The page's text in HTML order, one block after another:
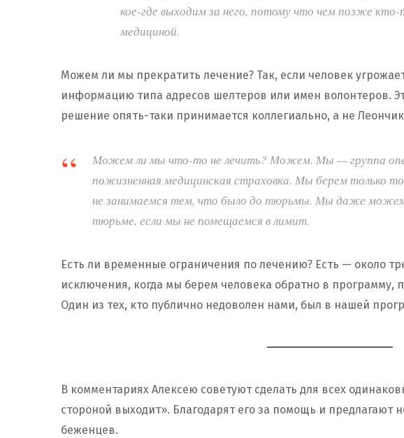
кое-где выходим за него, потому что чем позже
медициной.
Можем ли мы прекратить лечение? Так, если человек
информацию типа адресов шелтеров или имен волонтеров.
решение опять-таки принимается коллегиально, а не
Можем ли мы что-то не лечить? Можем. Мы — группа
пожизненная медицинская страховка. Мы берем только
не занимаемся тем, что было до тюрьмы. Мы даже можем
тюрьме, если мы не помещаемся в лимит.
Есть ли временные ограничения по лечению? Есть — около
исключения, когда мы берем человека обратно в программу,
Один из тех, кто публично недоволен нами, был в нашей
В комментариях Алексею советуют сделать для всех
стороной выходит». Благодарят его за помощь и предлагают
беженцев.